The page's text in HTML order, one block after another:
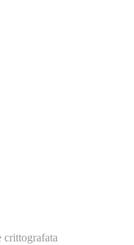
crittografata